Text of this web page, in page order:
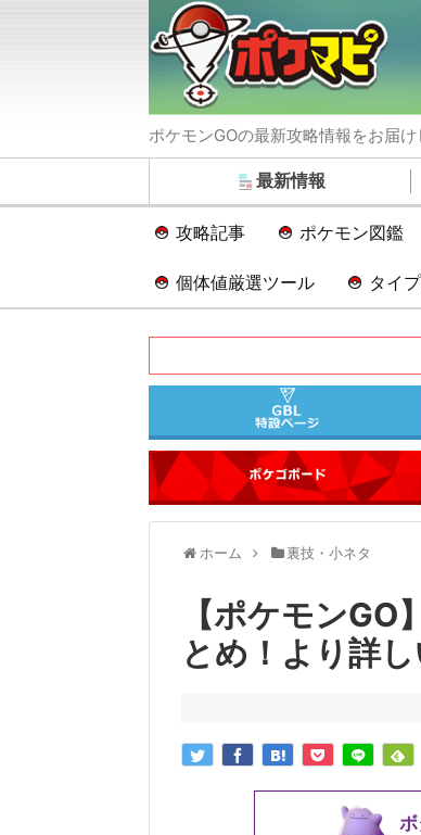
ポケモンGOの最新攻略情報をお届け
最新情報
攻略記事 ポケモン図鑑
個体値厳選ツール タイ
ホーム 裏技・小ネタ
【ポケモンGO
とめ！より詳